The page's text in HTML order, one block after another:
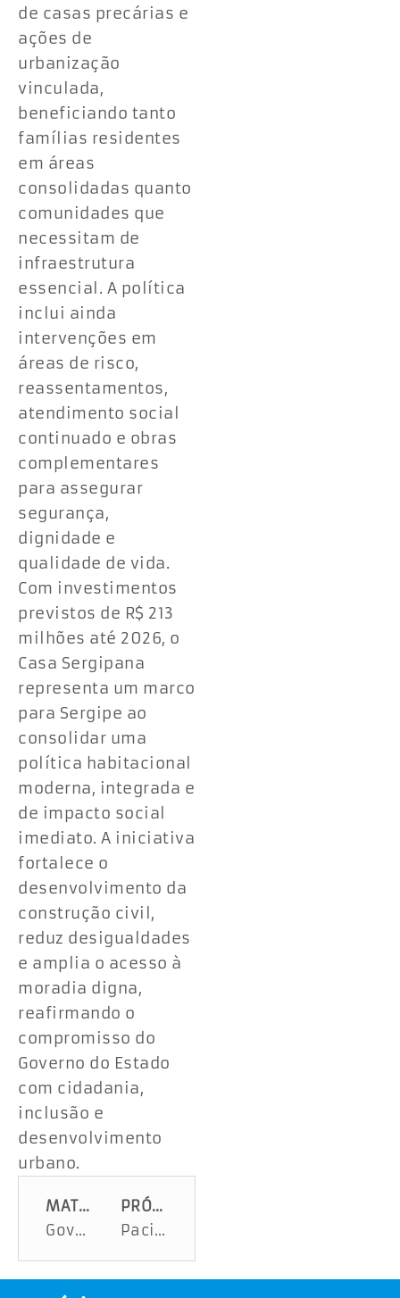
de casas precárias e
ações de
urbanização
vinculada,
beneficiando tanto
famílias residentes
em áreas
consolidadas quanto
comunidades que
necessitam de
infraestrutura
essencial. A política
inclui ainda
intervenções em
áreas de risco,
reassentamentos,
atendimento social
continuado e obras
complementares
para assegurar
segurança,
dignidade e
qualidade de vida.
Com investimentos
previstos de R$ 213
milhões até 2026, o
Casa Sergipana
representa um marco
para Sergipe ao
consolidar uma
política habitacional
moderna, integrada e
de impacto social
imediato. A iniciativa
fortalece o
desenvolvimento da
construção civil,
reduz desigualdades
e amplia o acesso à
moradia digna,
reafirmando o
compromisso do
Governo do Estado
com cidadania,
inclusão e
desenvolvimento
urbano.
MATÉRIA ANTERIOR
Governo traz mais agentes de viagens de São Paulo para visita de familiarização em Sergipe
PRÓXIMA MATÉRIA
Pacientes passam por consultas para cirurgias de mamoplastia redutora pelo Opera Sergipe